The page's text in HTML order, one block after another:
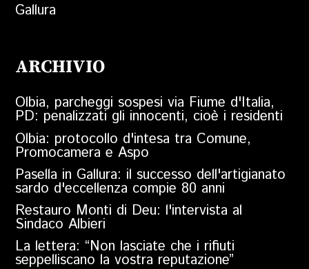
Gallura
ARCHIVIO
Olbia, parcheggi sospesi via Fiume d'Italia,
PD: penalizzati gli innocenti, cioè i residenti
Olbia: protocollo d'intesa tra Comune,
Promocamera e Aspo
Pasella in Gallura: il successo dell'artigianato
sardo d'eccellenza compie 80 anni
Restauro Monti di Deu: l'intervista al
Sindaco Albieri
La lettera: “Non lasciate che i rifiuti
seppelliscano la vostra reputazione”